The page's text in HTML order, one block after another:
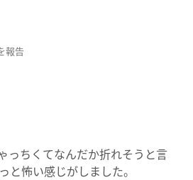
報告
っちくてなんだか折れそうと言
と怖い感じがしました。